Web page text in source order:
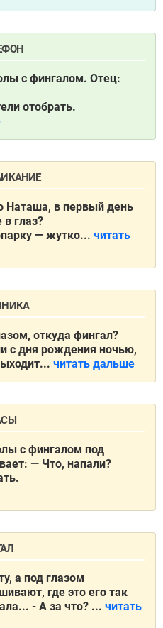
с фингалом. Отец:
отобрать.
Наташа, в первый день
в глаз?
— жутко... читать
откуда фингал?
с дня рождения ночью,
читать дальше
с фингалом под
— Что, напали?
а под глазом
где это его так
- А за что? ... читать